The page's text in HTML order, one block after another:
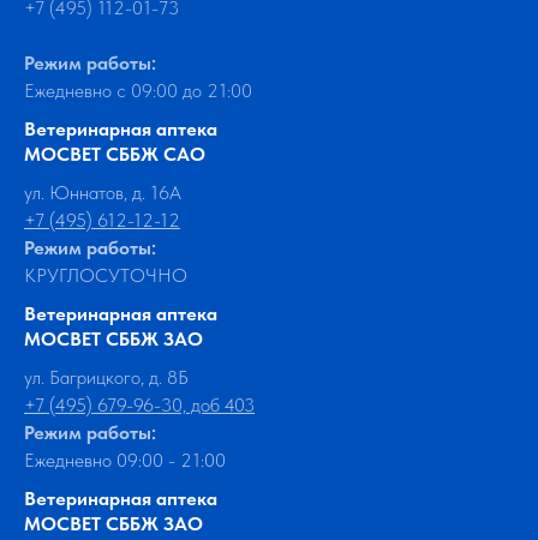
+7 (495) 112-01-73
Режим работы:
Ежедневно с 09:00 до 21:00
Ветеринарная аптека
МОСВЕТ СББЖ САО
ул. Юннатов, д. 16А
+7 (495) 612-12-12
Режим работы:
КРУГЛОСУТОЧНО
Ветеринарная аптека
МОСВЕТ СББЖ ЗАО
ул. Багрицкого, д. 8Б
+7 (495) 679-96-30, доб 403
Режим работы:
Ежедневно 09:00 - 21:00
Ветеринарная аптека
МОСВЕТ СББЖ ЗАО